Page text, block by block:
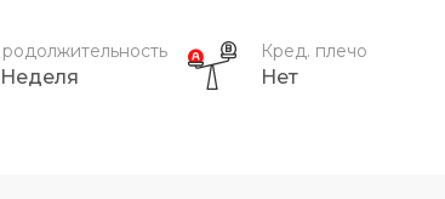
Неделя
Кред. плечо
Нет